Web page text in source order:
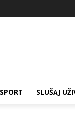
SPORT SLUŠAJ